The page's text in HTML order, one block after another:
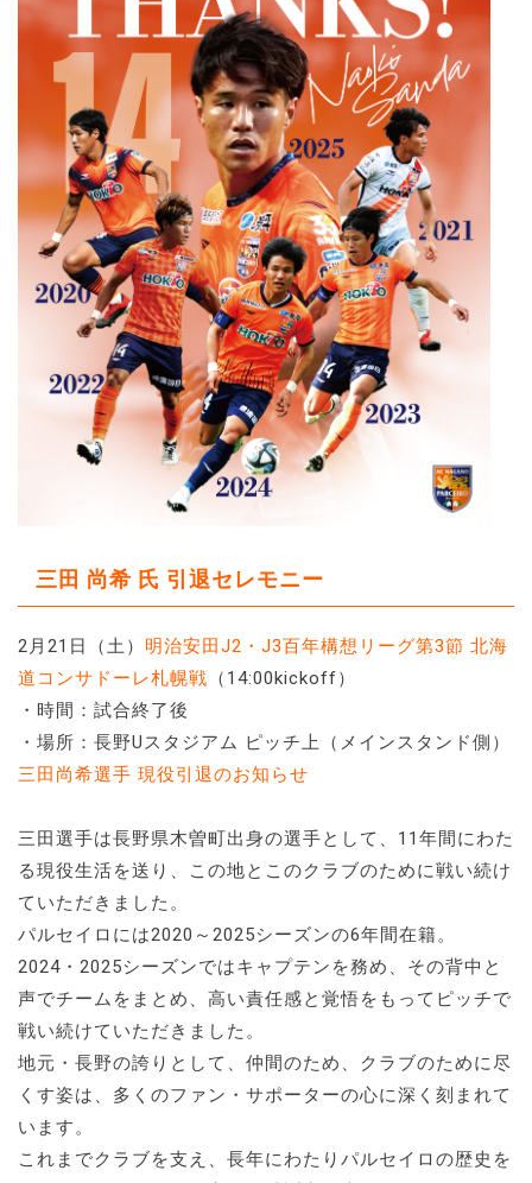
三田 尚希 氏 引退セレモニー
2月21日（土） 明治安田J2・J3百年構想リーグ第3節 北海
道コンサドーレ札幌戦 （14:00kickoff）
・時間：試合終了後
・場所：長野Uスタジアム ピッチ上（メインスタンド側）
三田尚希選手 現役引退のお知らせ
三田選手は長野県木曽町出身の選手として、11年間にわた
る現役生活を送り、この地とこのクラブのために戦い続け
ていただきました。
パルセイロには2020～2025シーズンの6年間在籍。
2024・2025シーズンではキャプテンを務め、その背中と
声でチームをまとめ、高い責任感と覚悟をもってピッチで
戦い続けていただきました。
地元・長野の誇りとして、仲間のため、クラブのために尽
くす姿は、多くのファン・サポーターの心に深く刻まれて
います。
これまでクラブを支え、長年にわたりパルセイロの歴史を